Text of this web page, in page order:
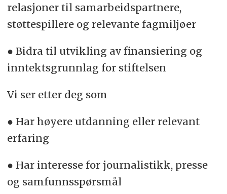
relasjoner til samarbeidspartnere,
støttespillere og relevante fagmiljøer
● Bidra til utvikling av finansiering og
inntektsgrunnlag for stiftelsen
Vi ser etter deg som
● Har høyere utdanning eller relevant
erfaring
● Har interesse for journalistikk, presse
og samfunnsspørsmål